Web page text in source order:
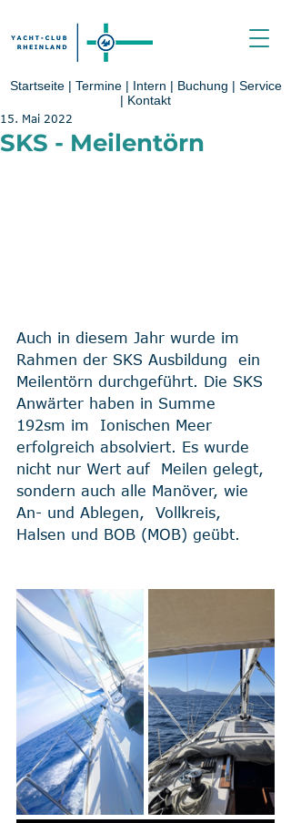
Startseite| Termine | Intern | Buchung | Service
| Kontakt
SKS - Meilentörn
15. Mai 2022
Auch in diesem Jahr wurde im
Rahmen der SKS Ausbildung  ein
Meilentörn durchgeführt. Die SKS
Anwärter haben in Summe
192sm im  Ionischen Meer
erfolgreich absolviert. Es wurde
nicht nur Wert auf  Meilen gelegt,
sondern auch alle Manöver, wie
An- und Ablegen,  Vollkreis,
Halsen und BOB (MOB) geübt.